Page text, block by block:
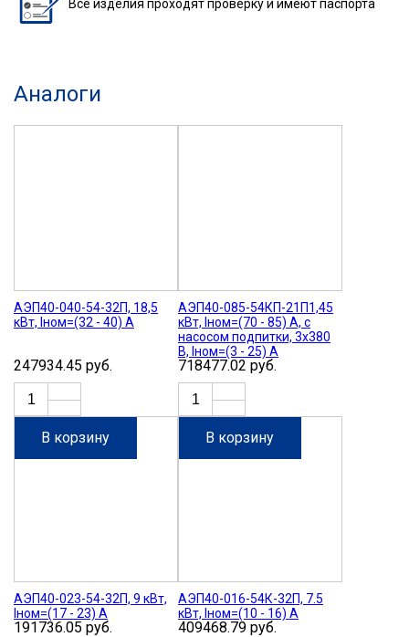
Все изделия проходят проверкуи имеют паспорта
Аналоги
АЭП40-040-54-32П, 18,5
кВт, Iном=(32 - 40) А
247934.45 руб.
В корзину
АЭП40-085-54КП-21П1,45
кВт, Iном=(70 - 85) А, с
насосом подпитки, 3х380
В, Iном=(3 - 25) А
718477.02 руб.
В корзину
АЭП40-023-54-32П, 9 кВт,
Iном=(17 - 23) А
191736.05 руб.
АЭП40-016-54К-32П, 7.5
кВт, Iном=(10 - 16) А
409468.79 руб.